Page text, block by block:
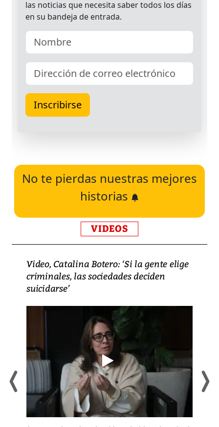
No te pierdas nuestras mejores
historias
VIDEOS
Video, Catalina Botero: ‘Si la gente elige
criminales, las sociedades deciden
suicidarse’